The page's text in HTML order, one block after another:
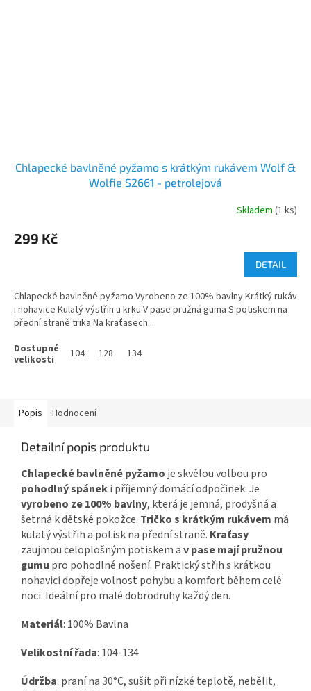
Chlapecké bavlněné pyžamo s krátkým rukávem Wolf &
Wolfie S2661 - petrolejová
Skladem (1 ks)
299 Kč
DETAIL
Chlapecké bavlněné pyžamo Vyrobeno ze 100% bavlny Krátký rukáv
i nohavice Kulatý výstřih u krku V pase pružná guma S potiskem na
přední straně trika Na kraťasech...
104 128 134
Popis Hodnocení
Detailní popis produktu
Chlapecké bavlněné pyžamo je skvělou volbou pro
pohodlný spáneki příjemný domácí odpočinek. Je
vyrobeno ze 100% bavlny, která je jemná, prodyšná a
šetrná k dětské pokožce. Tričko s krátkým rukávem má
kulatý výstřih a potisk na přední straně. Kraťasy
zaujmou celoplošným potiskem av pase mají pružnou
gumu pro pohodlné nošení. Praktický střih s krátkou
nohavicí dopřeje volnost pohybu a komfort během celé
noci. Ideální pro malé dobrodruhy každý den.
Materiál: 100% Bavlna
Velikostní řada: 104-134
Údržba: praní na 30°C, sušit při nízké teplotě, nebělit,